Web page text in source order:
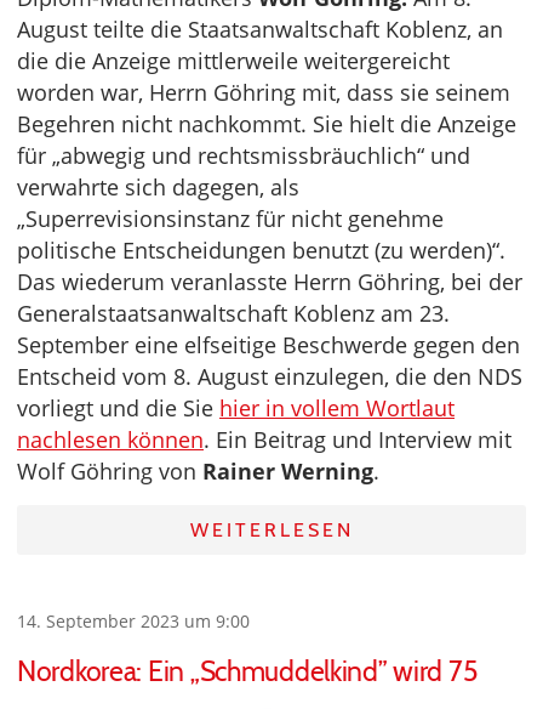
August teilte die Staatsanwaltschaft Koblenz, an
die die Anzeige mittlerweile weitergereicht
worden war, Herrn Göhring mit, dass sie seinem
Begehren nicht nachkommt. Sie hielt die Anzeige
für „abwegig und rechtsmissbräuchlich“ und
verwahrte sich dagegen, als
„Superrevisionsinstanz für nicht genehme
politische Entscheidungen benutzt (zu werden)“.
Das wiederum veranlasste Herrn Göhring, bei der
Generalstaatsanwaltschaft Koblenz am 23.
September eine elfseitige Beschwerde gegen den
Entscheid vom 8. August einzulegen, die den NDS
vorliegt und die Sie hier in vollem Wortlaut
nachlesen können. Ein Beitrag und Interview mit
Wolf Göhring von Rainer Werning.
WEITERLESEN
14. September 2023 um 9:00
Nordkorea: Ein „Schmuddelkind” wird 75